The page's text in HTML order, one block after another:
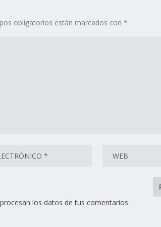
obligatorios están marcados con*
los datos de tus comentarios.